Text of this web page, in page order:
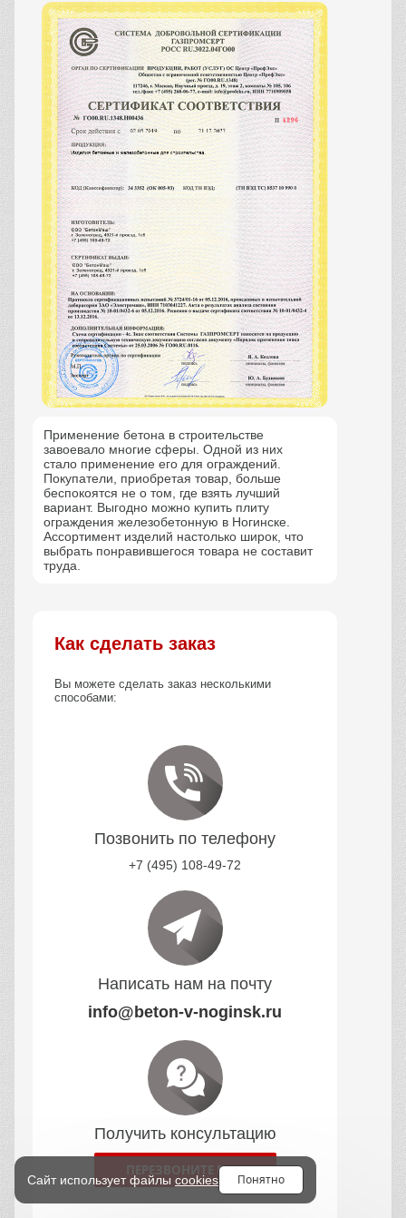
Применение бетона в строительстве
завоевало многие сферы. Одной из них
стало применение его для ограждений.
Покупатели, приобретая товар, больше
беспокоятся не о том, где взять лучший
вариант. Выгодно можно купить плиту
ограждения железобетонную в Ногинске.
Ассортимент изделий настолько широк, что
выбрать понравившегося товара не составит
труда.
Как сделать заказ
Вы можете сделать заказ несколькими
способами:
Позвонить по телефону
+7 (495) 108-49-72
Написать нам на почту
info@beton-v-noginsk.ru
Получить консультацию
ПЕРЕЗВОНИТЕ МНЕ
Сайт использует файлы cookies Понятно